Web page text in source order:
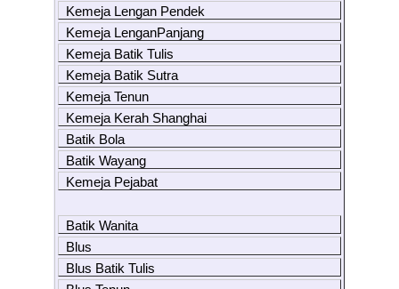
Kemeja Lengan Pendek
Kemeja LenganPanjang
Kemeja Batik Tulis
Kemeja Batik Sutra
Kemeja Tenun
Kemeja Kerah Shanghai
Batik Bola
Batik Wayang
Kemeja Pejabat
Batik Wanita
Blus
Blus Batik Tulis